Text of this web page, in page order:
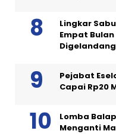
Lingkar
Empat
Digelandang
Pejabat
Capai Rp20
Lomba
Menganti